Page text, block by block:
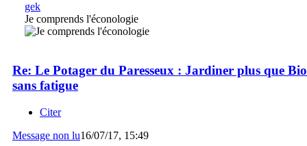
gek
Je comprends l'éconologie
Re: Le Potager du Paresseux : Jardiner plus que Bio
sans fatigue
Citer
Message non lu16/07/17, 15:49